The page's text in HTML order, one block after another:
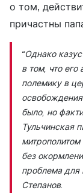
о том,
причастны
“Однако
в том, что
полемику в
было, но
Тульчинская
без
проблема для
Степанов.